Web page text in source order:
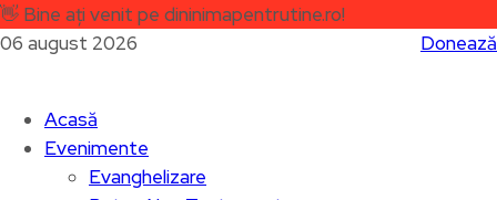
👋 Bine ați venit pe dininimapentrutine.ro!
06 august 2026
Donează
Acasă
Evenimente
Evanghelizare